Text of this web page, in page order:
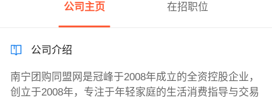
公司主页 在招职位
公司介绍
南宁团购同盟网是冠峰于2008年成立的全资控股企业，
创立于2008年，专注于年轻家庭的生活消费指导与交易